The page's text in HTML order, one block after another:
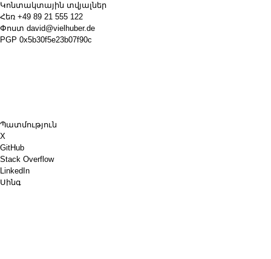
Կոնտակտային տվյալներ
Հեռ +49 89 21 555 122
Փոստ david@vielhuber.de
PGP 0x5b30f5e23b07f90c
Պատմություն
X
GitHub
Stack Overflow
LinkedIn
Սինգ